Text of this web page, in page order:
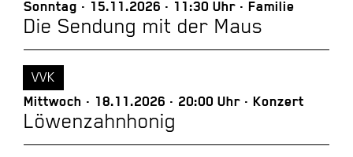
Sonntag 15.11.2026 11:30 Uhr Familie
Die Sendung mit der Maus
Mittwoch 18.11.2026 20:00 Uhr Konzert
Löwenzahnhonig
VVK